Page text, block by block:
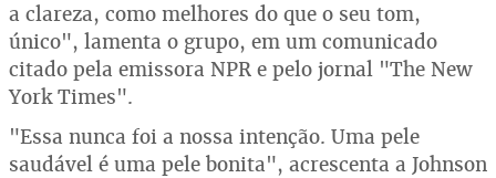
a clareza, como melhores do que o seu tom,
único", lamenta o grupo, em um comunicado
citado pela emissora NPR e pelo jornal "The New
York Times".
"Essa nunca foi a nossa intenção. Uma pele
saudável é uma pele bonita", acrescenta a Johnson